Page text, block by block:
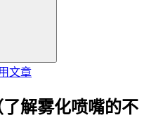
文章
解雾化喷嘴的不